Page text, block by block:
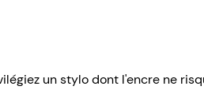
un stylo dont l'encre ne